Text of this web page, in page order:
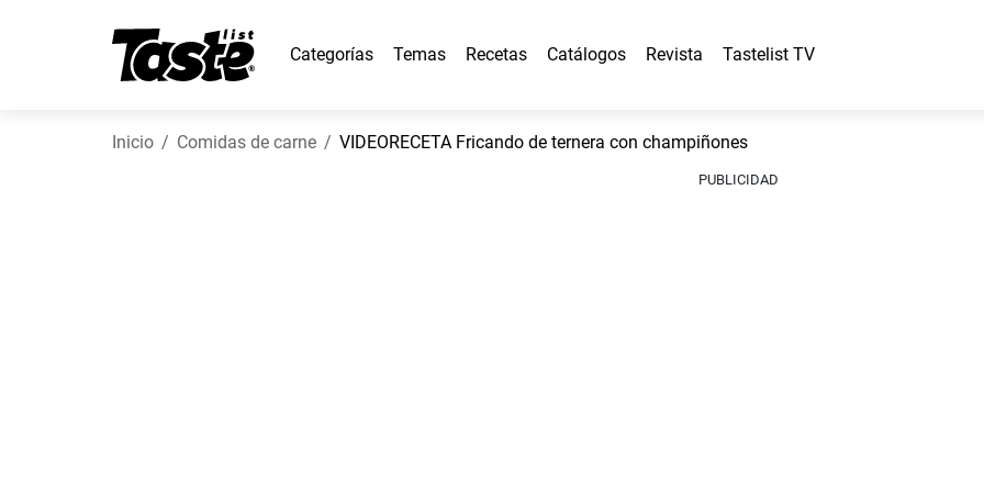
Categorías Temas Recetas Catálogos Revista Tastelist TV
Inicio Comidas de carne VIDEORECETA Fricando de ternera con champiñones
PUBLICIDAD